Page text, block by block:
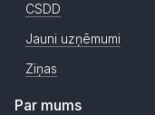
CSDD
Jauni uzņēmumi
Ziņas
Par mums